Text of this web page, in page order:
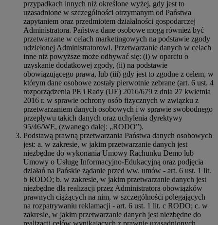
przypadkach innych niż określone wyżej, gdy jest to
uzasadnione w szczególności otrzymanym od Państwa
zapytaniem oraz przedmiotem działalności gospodarczej
Administratora. Państwa dane osobowe mogą również być
przetwarzane w celach marketingowych na podstawie zgody
udzielonej Administratorowi. Przetwarzanie danych w celach
inne niż powyższe może odbywać się: (i) w oparciu o
uzyskanie dodatkowej zgody, (ii) na podstawie
obowiązującego prawa, lub (iii) gdy jest to zgodne z celem, w
którym dane osobowe zostały pierwotnie zebrane (art. 6 ust. 4
rozporządzenia PE i Rady (UE) 2016/679 z dnia 27 kwietnia
2016 r. w sprawie ochrony osób fizycznych w związku z
przetwarzaniem danych osobowych i w sprawie swobodnego
przepływu takich danych oraz uchylenia dyrektywy
95/46/WE, (zwanego dalej: „RODO”).
Podstawą prawną przetwarzania Państwa danych osobowych
jest: a. w zakresie, w jakim przetwarzanie danych jest
niezbędne do wykonania Umowy Rachunku Demo lub
Umowy o Usługę Informacyjno-Edukacyjną oraz podjęcia
działań na Pańskie żądanie przed ww. umów - art. 6 ust. 1 lit.
b RODO; b. w zakresie, w jakim przetwarzanie danych jest
niezbędne dla realizacji przez Administratora obowiązków
prawnych ciążących na nim, w szczególności polegających
na rozpatrywaniu reklamacji - art. 6 ust. 1 lit. c RODO; c. w
zakresie, w jakim przetwarzanie danych jest niezbędne do
realizacji celów wynikających z prawnie uzasadnionych